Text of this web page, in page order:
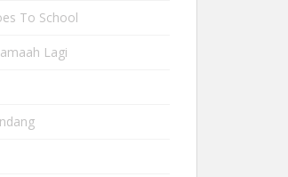
To School
Lagi